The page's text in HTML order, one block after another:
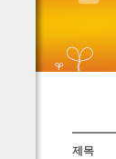
제목